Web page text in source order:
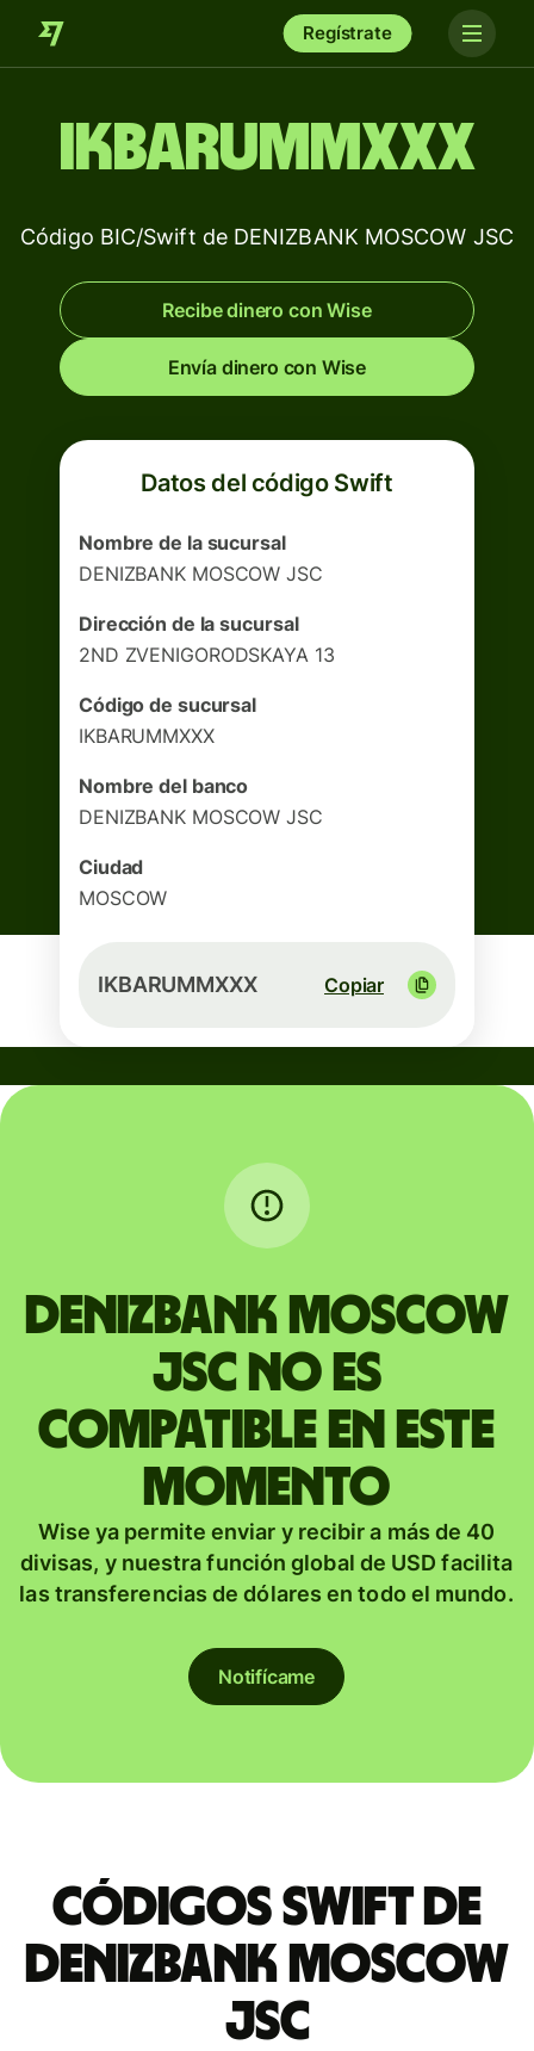
Regístrate
IKBARUMMXXX
Código BIC/Swift de DENIZBANK MOSCOW JSC
Recibe dinero con Wise
Envía dinero con Wise
Datos del código Swift
Nombre de la sucursal
DENIZBANK MOSCOW JSC
Dirección de la sucursal
2ND ZVENIGORODSKAYA 13
Código de sucursal
IKBARUMMXXX
Nombre del banco
DENIZBANK MOSCOW JSC
Ciudad
MOSCOW
IKBARUMMXXX Copiar
DENIZBANK MOSCOW
JSC no es
compatible en este
momento
Wise ya permite enviar y recibir a más de 40
divisas, y nuestra función global de USD facilita
las transferencias de dólares en todo el mundo.
Notifícame
Códigos Swift de
DENIZBANK MOSCOW
JSC